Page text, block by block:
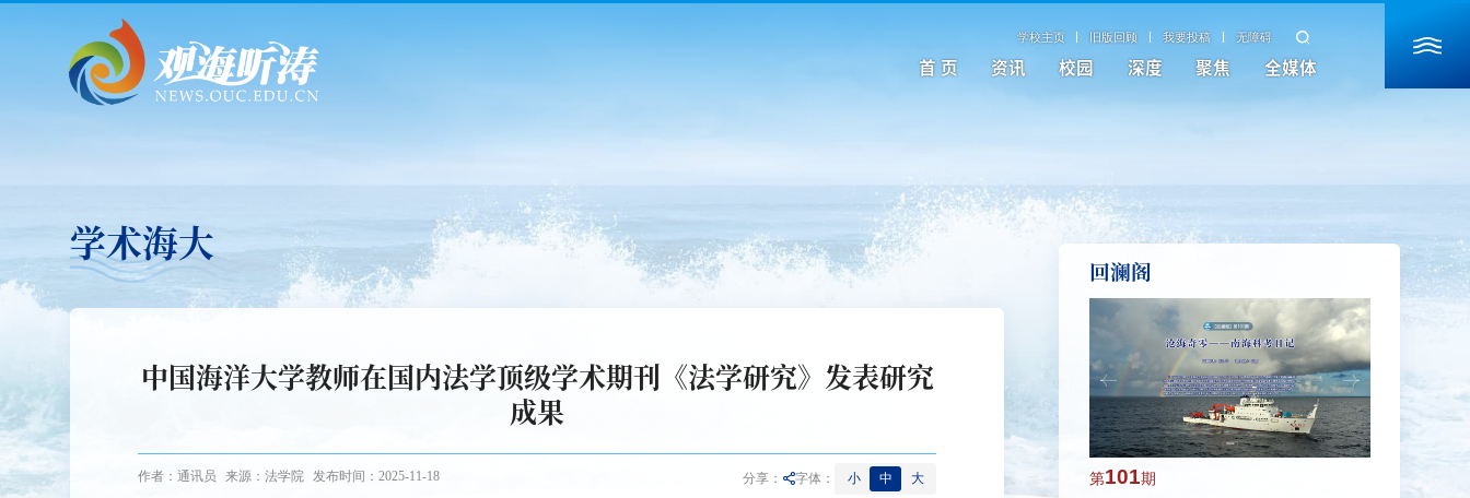
学校主页 旧版回顾 我要投稿 无障碍
首 页 资讯 校园 深度 聚焦 全媒体
学术海大
中国海洋大学教师在国内法学顶级学术期刊《法学研究》发表研究
成果
作者：通讯员 来源：法学院 发布时间：2025-11-18 分享： 字体： 小 中 大
回澜阁
第101期